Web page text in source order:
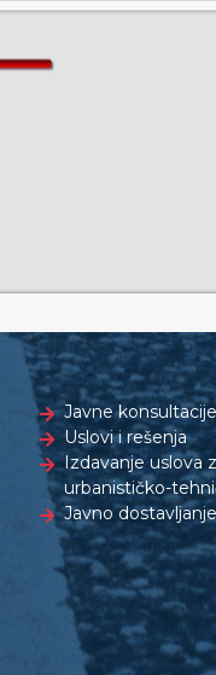
Javne konsultacije
Uslovi i rešenja
Izdavanje uslova
urbanističko-
Javno dostavljanje